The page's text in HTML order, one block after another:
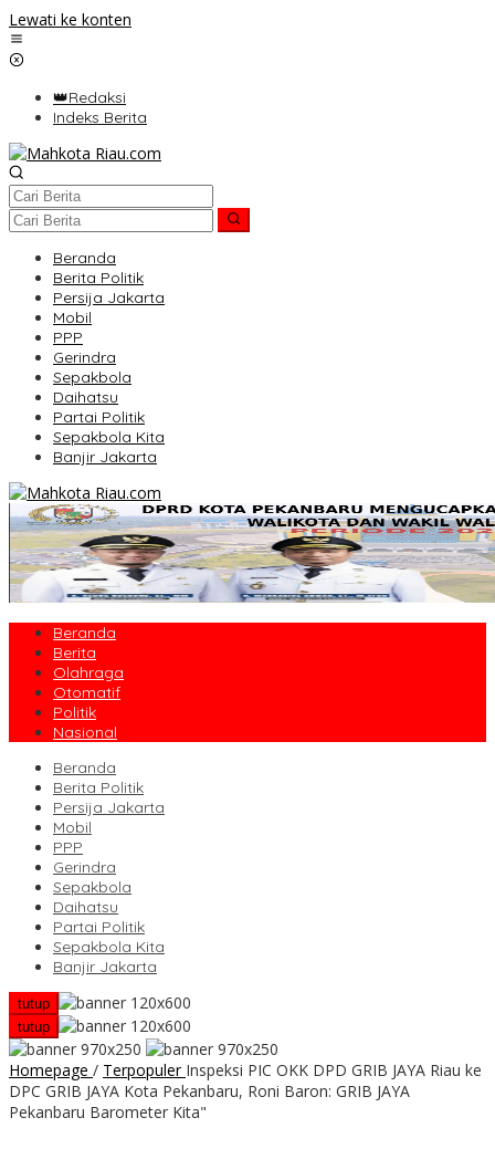
Lewati ke konten
👑Redaksi
Indeks Berita
Beranda
Berita Politik
Persija Jakarta
Mobil
PPP
Gerindra
Sepakbola
Daihatsu
Partai Politik
Sepakbola Kita
Banjir Jakarta
Beranda
Berita
Olahraga
Otomatif
Politik
Nasional
Beranda
Berita Politik
Persija Jakarta
Mobil
PPP
Gerindra
Sepakbola
Daihatsu
Partai Politik
Sepakbola Kita
Banjir Jakarta
tutup
tutup
Homepage / Terpopuler Inspeksi PIC OKK DPD GRIB JAYA Riau ke
DPC GRIB JAYA Kota Pekanbaru, Roni Baron: GRIB JAYA
Pekanbaru Barometer Kita"